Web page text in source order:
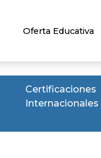
Oferta Educativa
Certificaciones
Internacionales